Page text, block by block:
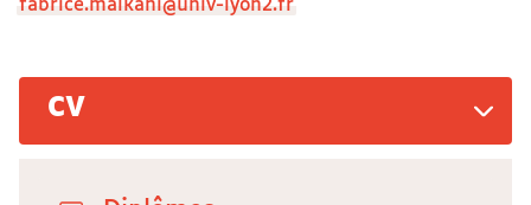
Arts /
fabrice.malkani@univ-lyon2.fr
CV